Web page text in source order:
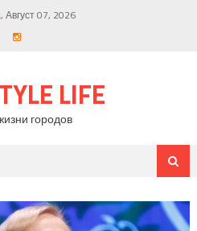
Август 07, 2026
LIFE
городов